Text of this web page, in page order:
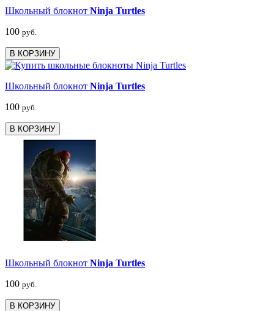
Школьный блокнот Ninja Turtles
100 руб.
В КОРЗИНУ
Школьный блокнот Ninja Turtles
100 руб.
В КОРЗИНУ
Школьный блокнот Ninja Turtles
100 руб.
В КОРЗИНУ